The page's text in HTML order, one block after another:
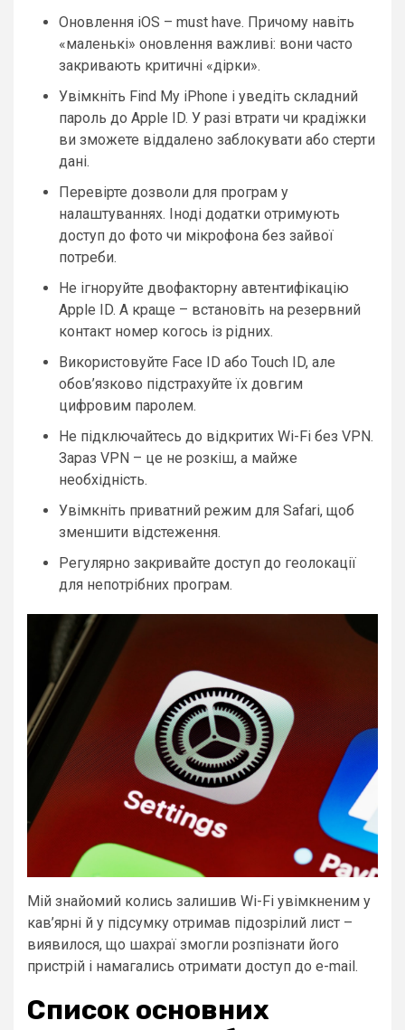
Оновлення iOS – must have. Причому навіть
«маленькі» оновлення важливі: вони часто
закривають критичні «дірки».
Увімкніть Find My iPhone і уведіть складний
пароль до Apple ID. У разі втрати чи крадіжки
ви зможете віддалено заблокувати або стерти
дані.
Перевірте дозволи для програм у
налаштуваннях. Іноді додатки отримують
доступ до фото чи мікрофона без зайвої
потреби.
Не ігноруйте двофакторну автентифікацію
Apple ID. А краще – встановіть на резервний
контакт номер когось із рідних.
Використовуйте Face ID або Touch ID, але
обов’язково підстрахуйте їх довгим
цифровим паролем.
Не підключайтесь до відкритих Wi-Fi без VPN.
Зараз VPN – це не розкіш, а майже
необхідність.
Увімкніть приватний режим для Safari, щоб
зменшити відстеження.
Регулярно закривайте доступ до геолокації
для непотрібних програм.
Мій знайомий колись залишив Wi-Fi увімкненим у
кав’ярні й у підсумку отримав підозрілий лист –
виявилося, що шахраї змогли розпізнати його
пристрій і намагались отримати доступ до e-mail.
Список основних